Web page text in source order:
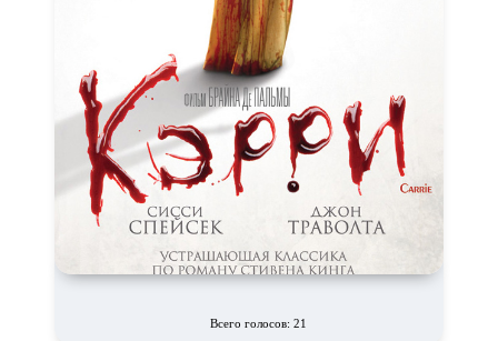
Всего голосов: 21